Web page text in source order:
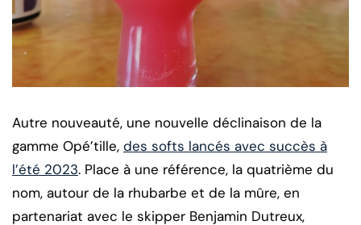
Autre nouveauté, une nouvelle déclinaison de la
gamme Opé’tille, des softs lancés avec succès à
l’été 2023. Place à une référence, la quatrième du
nom, autour de la rhubarbe et de la mûre, en
partenariat avec le skipper Benjamin Dutreux,